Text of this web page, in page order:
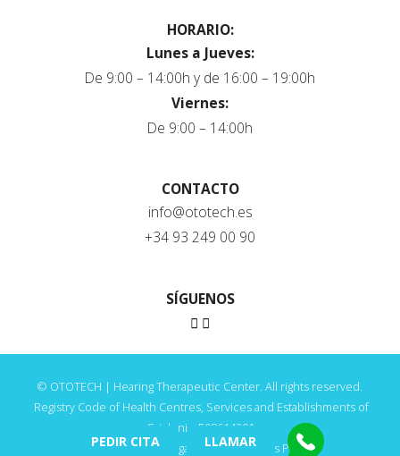
PEDIR CITA LLAMAR
HORARIO:
Lunes a Jueves:
De 9:00 – 14:00h y de 16:00 – 19:00h
Viernes:
De 9:00 – 14:00h
CONTACTO
info@ototech.es
+34 93 249 00 90
SÍGUENOS
© OTOTECH | Hearing Therapeutic Center. All rights reserved.
Registry Code of Health Centres, Services and Establishments of
Catalonia: E08614201
Privacy Policy· Legal Notice·Cookies Policy